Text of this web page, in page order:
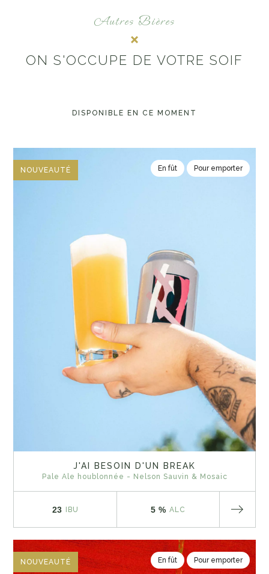
Autres Bières
ON S'OCCUPE DE VOTRE SOIF
DISPONIBLE EN CE MOMENT
NOUVEAUTÉ En fût Pour emporter
J'AI BESOIN D'UN BREAK
Pale Ale houblonnée - Nelson Sauvin & Mosaic
23 IBU 5 % ALC
NOUVEAUTÉ En fût Pour emporter